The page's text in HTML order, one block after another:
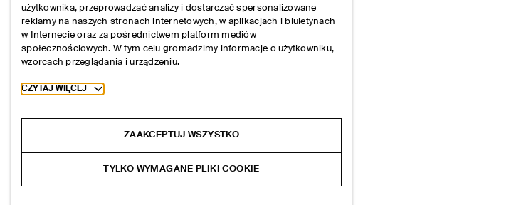
użytkownika, przeprowadzać analizy i dostarczać spersonalizowane
reklamy na naszych stronach internetowych, w aplikacjach i biuletynach
w Internecie oraz za pośrednictwem platform mediów
społecznościowych. W tym celu gromadzimy informacje o użytkowniku,
wzorcach przeglądania i urządzeniu.
Toggle more cookie information
CZYTAJ WIĘCEJ
ZAAKCEPTUJ WSZYSTKO
TYLKO WYMAGANE PLIKI COOKIE